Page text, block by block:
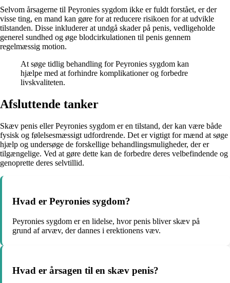
Selvom årsagerne til Peyronies sygdom ikke er fuldt forstået, er der
visse ting, en mand kan gøre for at reducere risikoen for at udvikle
tilstanden. Disse inkluderer at undgå skader på penis, vedligeholde
generel sundhed og øge blodcirkulationen til penis gennem
regelmæssig motion.
At søge tidlig behandling for Peyronies sygdom kan
hjælpe med at forhindre komplikationer og forbedre
livskvaliteten.
Afsluttende tanker
Skæv penis eller Peyronies sygdom er en tilstand, der kan være både
fysisk og følelsesmæssigt udfordrende. Det er vigtigt for mænd at søge
hjælp og undersøge de forskellige behandlingsmuligheder, der er
tilgængelige. Ved at gøre dette kan de forbedre deres velbefindende og
genoprette deres selvtillid.
Hvad er Peyronies sygdom?
Peyronies sygdom er en lidelse, hvor penis bliver skæv på
grund af arvæv, der dannes i erektionens væv.
Hvad er årsagen til en skæv penis?